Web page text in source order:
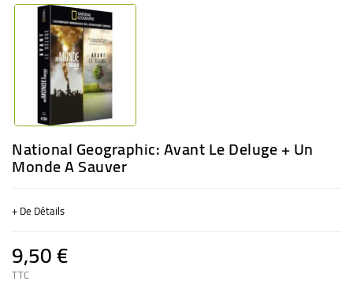
National Geographic: Avant Le Deluge + Un
Monde A Sauver
+ De Détails
9,50 €
TTC